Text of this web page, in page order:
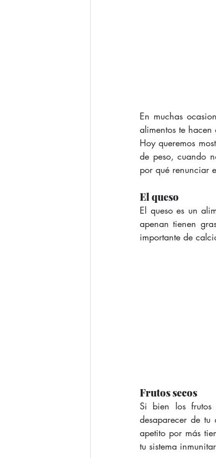
En muchas
alimentos te
Hoy queremos
de peso, cuando
por qué renunciar
El queso
El queso es un
apenan tienen
importante de
Frutos secos
Si bien los
desaparecer de
apetito por más
tu sistema